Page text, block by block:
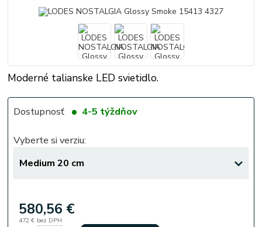
Moderné talianske LED svietidlo.
Dostupnosť 4-5 týždňov
Vyberte si verziu:
580,56 €
472 € bez DPH